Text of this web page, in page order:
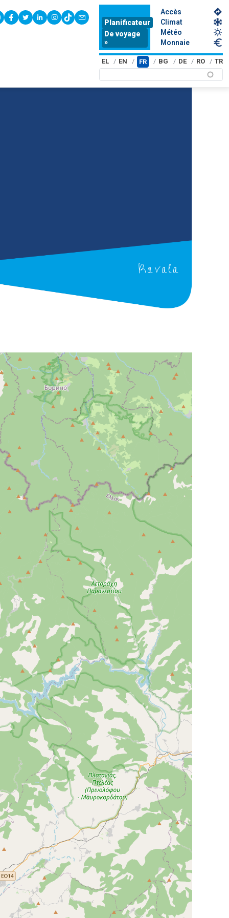
youtubefacebook
twitterlinkedininstagram
tiktokcontact
Planificateur
De voyage
»
Accès
Climat
Météo
Monnaie
EL EN FR BG DE RO TR
Kavala